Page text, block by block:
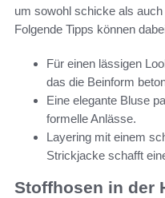
um sowohl schicke als
Folgende Tipps können
Für einen lässigen
das die Beinform
Eine elegante Bluse
formelle Anlässe.
Layering mit einem
Strickjacke schafft
Stoffhosen in der